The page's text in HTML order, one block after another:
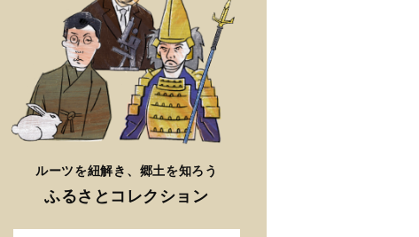
ルーツを紐解き、郷土を知ろう
ふるさとコレクション